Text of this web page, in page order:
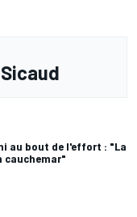
au bout de l'effort : "La
cauchemar"